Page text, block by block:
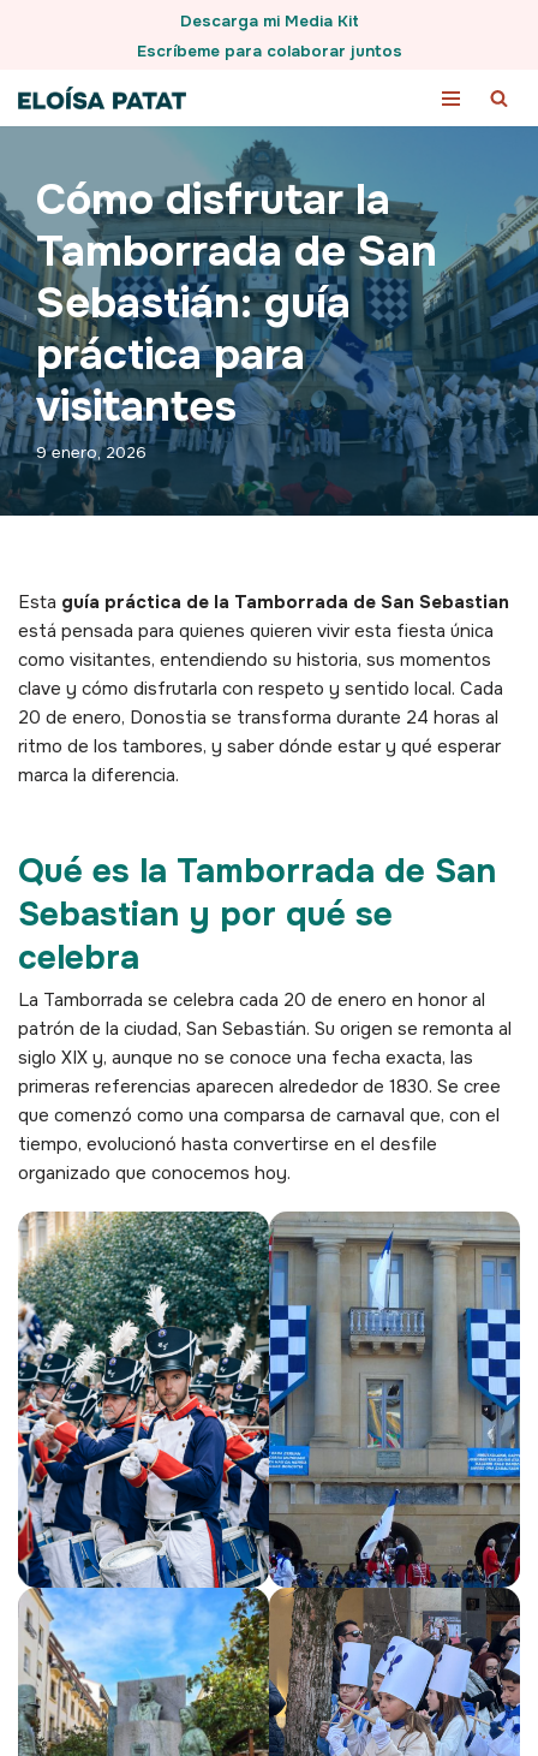
al
contenido
Descarga mi Media Kit
Escríbeme para colaborar juntos
Cómo disfrutar la
Tamborrada de San
Sebastián: guía
práctica para
visitantes
9 enero, 2026
Esta guía práctica de la Tamborrada de San Sebastian
está pensada para quienes quieren vivir esta fiesta única
como visitantes, entendiendo su historia, sus momentos
clave y cómo disfrutarla con respeto y sentido local. Cada
20 de enero, Donostia se transforma durante 24 horas al
ritmo de los tambores, y saber dónde estar y qué esperar
marca la diferencia.
Qué es la Tamborrada de San
Sebastian y por qué se
celebra
La Tamborrada se celebra cada 20 de enero en honor al
patrón de la ciudad, San Sebastián. Su origen se remonta al
siglo XIX y, aunque no se conoce una fecha exacta, las
primeras referencias aparecen alrededor de 1830. Se cree
que comenzó como una comparsa de carnaval que, con el
tiempo, evolucionó hasta convertirse en el desfile
organizado que conocemos hoy.